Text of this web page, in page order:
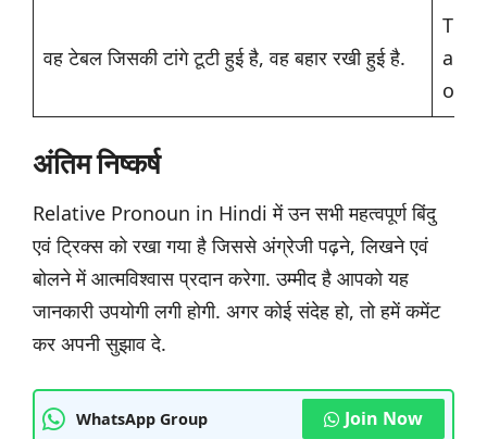
वह टेबल जिसकी टांगे टूटी हुई है, वह बहार रखी हुई है.
The
are
अंतिम निष्कर्ष
Relative Pronoun in Hindi में उन सभी महत्वपूर्ण बिंदु
एवं ट्रिक्स को रखा गया है जिससे अंग्रेजी पढ़ने, लिखने एवं
बोलने में आत्मविश्वास प्रदान करेगा. उम्मीद है आपको यह
जानकारी उपयोगी लगी होगी. अगर कोई संदेह हो, तो हमें कमेंट
कर अपनी सुझाव दे.
WhatsApp Group Join Now